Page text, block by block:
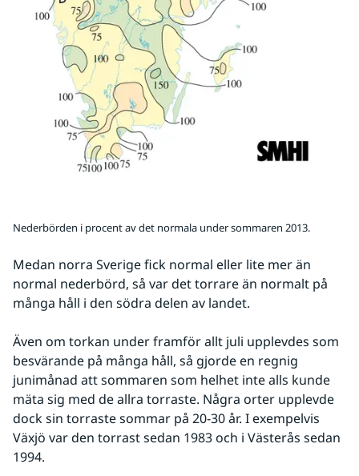
Nederbörden i procent av det normala under sommaren 2013.
Medan norra Sverige fick normal eller lite mer än
normal nederbörd, så var det torrare än normalt på
många håll i den södra delen av landet.
Även om torkan under framför allt juli upplevdes som
besvärande på många håll, så gjorde en regnig
junimånad att sommaren som helhet inte alls kunde
mäta sig med de allra torraste. Några orter upplevde
dock sin torraste sommar på 20-30 år. I exempelvis
Växjö var den torrast sedan 1983 och i Västerås sedan
1994.